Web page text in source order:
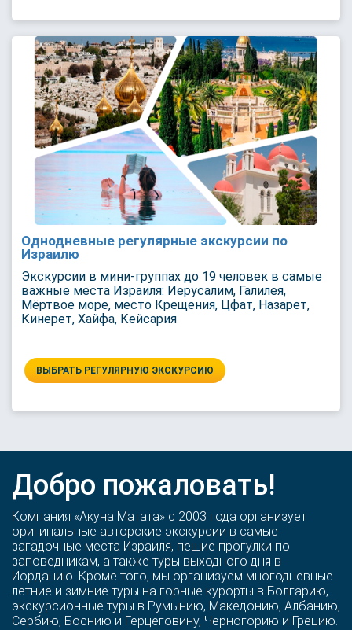
Однодневные регулярные экскурсии по
Израилю
Экскурсии в мини-группах до 19 человек в самые
важные места Израиля: Иерусалим, Галилея,
Мёртвое море, место Крещения, Цфат, Назарет,
Кинерет, Хайфа, Кейсария
ВЫБРАТЬ РЕГУЛЯРНУЮ ЭКСКУРСИЮ
Добро пожаловать!
Компания «Акуна Матата» с 2003 года организует
оригинальные авторские экскурсии в самые
загадочные места Израиля, пешие прогулки по
заповедникам, а также туры выходного дня в
Иорданию. Кроме того, мы организуем многодневные
летние и зимние туры на горные курорты в Болгарию,
экскурсионные туры в Румынию, Македонию, Албанию,
Сербию, Боснию и Герцеговину, Черногорию и Грецию.